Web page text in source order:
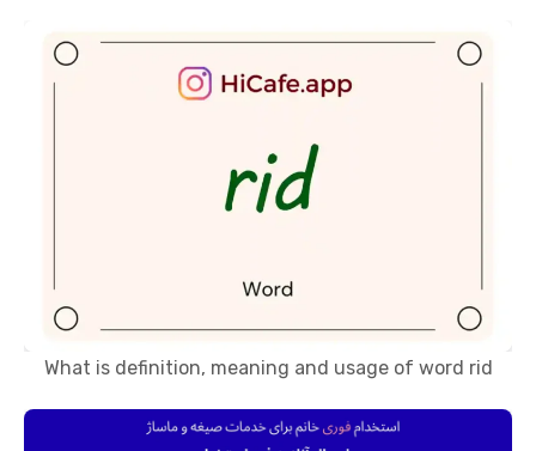
What is definition, meaning and usage of word rid